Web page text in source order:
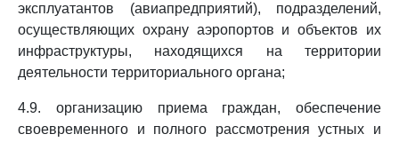
эксплуатантов (авиапредприятий), подразделений,
осуществляющих охрану аэропортов и объектов их
инфраструктуры, находящихся на территории
деятельности территориального органа;
4.9. организацию приема граждан, обеспечение
своевременного и полного рассмотрения устных и